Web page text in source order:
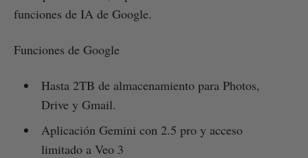
funciones de IA de Google.
Funciones de Google
Hasta 2TB de almacenamiento para Photos,
Drive y Gmail.
Aplicación Gemini con 2.5 pro y acceso
limitado a Veo 3